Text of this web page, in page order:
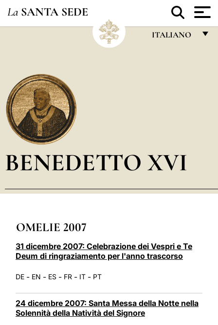
La SANTA SEDE
ITALIANO
POLSKI
العربيّة
BENEDETTO XVI
OMELIE 2007
31 dicembre 2007: Celebrazione dei Vespri e Te
Deum di ringraziamento per l'anno trascorso
DE - EN - ES - FR - IT - PT
24 dicembre 2007: Santa Messa della Notte nella
Solennità della Natività del Signore